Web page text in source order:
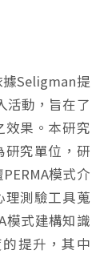
Seligman提
活動，旨在了
效果。本研究
研究單位，研
模式介
理測驗工具蒐
模式建構知識
提升，其中